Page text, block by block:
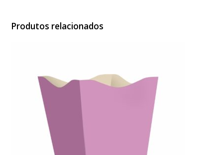
Produtos relacionados